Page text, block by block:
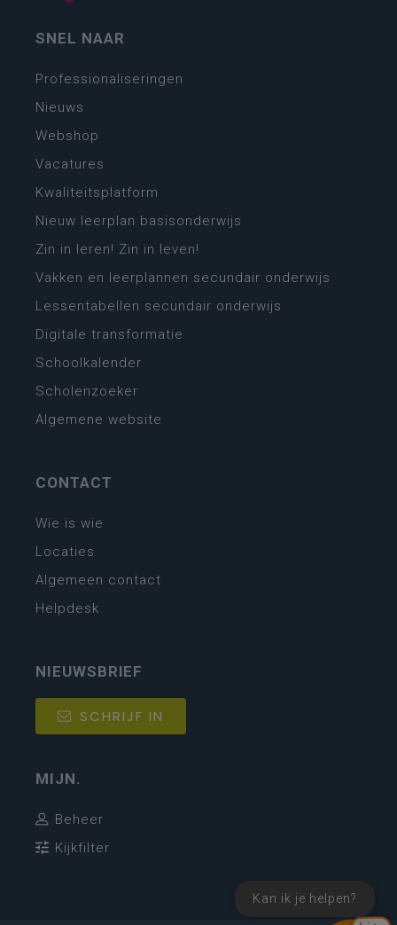
Kan ik je helpen?
SNEL NAAR
Professionaliseringen
Nieuws
Webshop
Vacatures
Kwaliteitsplatform
Nieuw leerplan basisonderwijs
Zin in leren! Zin in leven!
Vakken en leerplannen secundair onderwijs
Lessentabellen secundair onderwijs
Digitale transformatie
Schoolkalender
Scholenzoeker
Algemene website
CONTACT
Wie is wie
Locaties
Algemeen contact
Helpdesk
NIEUWSBRIEF
SCHRIJF IN
MIJN.
Beheer
Kijkfilter